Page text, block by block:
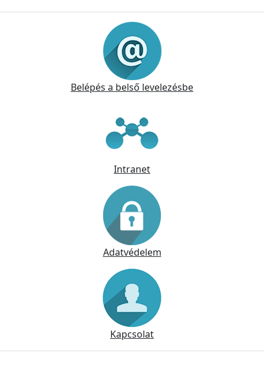
Belépés a belső levelezésbe
Intranet
Adatvédelem
Kapcsolat